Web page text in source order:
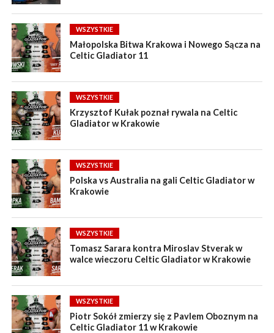
WSZYSTKIE
Małopolska Bitwa Krakowa i Nowego Sącza na
Celtic Gladiator 11
WSZYSTKIE
Krzysztof Kułak poznał rywala na Celtic
Gladiator w Krakowie
WSZYSTKIE
Polska vs Australia na gali Celtic Gladiator w
Krakowie
WSZYSTKIE
Tomasz Sarara kontra Miroslav Stverak w
walce wieczoru Celtic Gladiator w Krakowie
WSZYSTKIE
Piotr Sokół zmierzy się z Pavlem Oboznym na
Celtic Gladiator 11 w Krakowie